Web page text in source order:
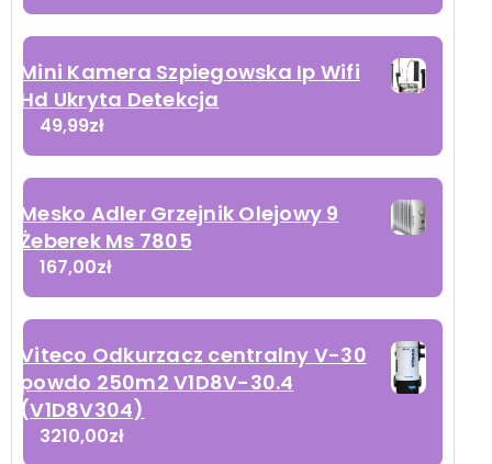
Mini Kamera Szpiegowska Ip Wifi
Hd Ukryta Detekcja
49,99zł
Mesko Adler Grzejnik Olejowy 9
Żeberek Ms 7805
167,00zł
Viteco Odkurzacz centralny V-30
powdo 250m2 V1D8V-30.4
(V1D8V304)
3210,00zł